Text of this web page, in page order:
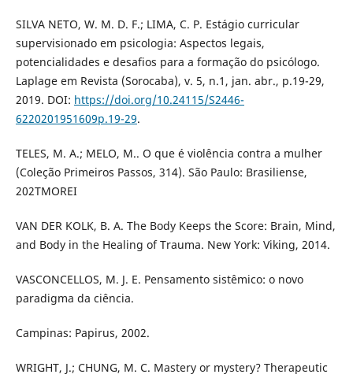
SILVA NETO, W. M. D. F.; LIMA, C. P. Estágio curricular
supervisionado em psicologia: Aspectos legais,
potencialidades e desafios para a formação do psicólogo.
Laplage em Revista (Sorocaba), v. 5, n.1, jan. abr., p.19-29,
2019. DOI: https://doi.org/10.24115/S2446-
6220201951609p.19-29.
TELES, M. A.; MELO, M.. O que é violência contra a mulher
(Coleção Primeiros Passos, 314). São Paulo: Brasiliense,
202TMOREI
VAN DER KOLK, B. A. The Body Keeps the Score: Brain, Mind,
and Body in the Healing of Trauma. New York: Viking, 2014.
VASCONCELLOS, M. J. E. Pensamento sistêmico: o novo
paradigma da ciência.
Campinas: Papirus, 2002.
WRIGHT, J.; CHUNG, M. C. Mastery or mystery? Therapeutic